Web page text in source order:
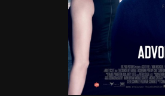
Мероприятия
Новости
Подарки